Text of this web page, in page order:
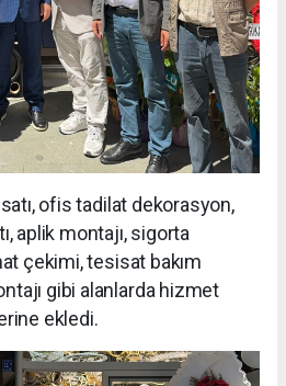
ofis tadilat dekorasyon,
aplik montajı, sigorta
çekimi, tesisat bakım
gibi alanlarda hizmet
ekledi.